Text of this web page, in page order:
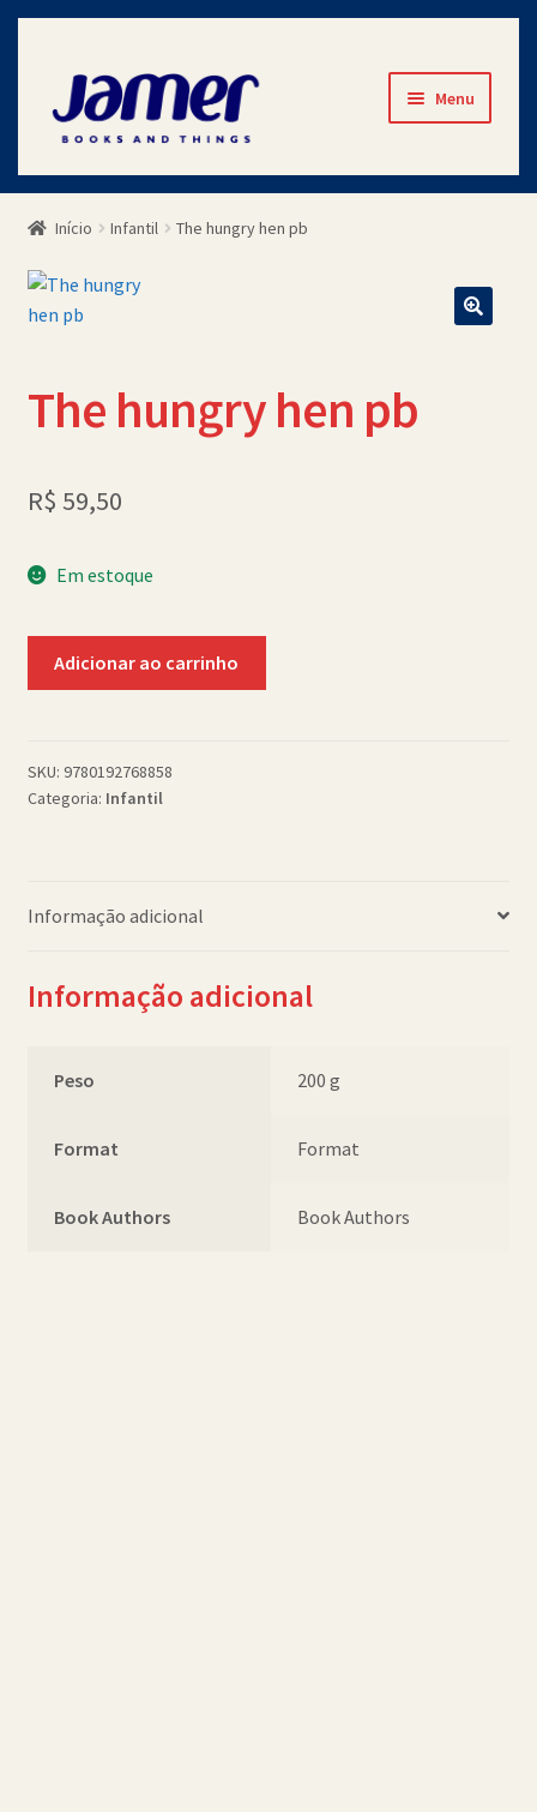
Pular
para
navegação
Pular
para
conteúdo
Menu
Início
Avaliações
Contato
Minha Conta
Início Infantil The hungry hen pb
The hungry hen pb
R$ 59,50
Em estoque
quantidade
Adicionar ao carrinho
SKU: 9780192768858
Categoria: Infantil
Informação adicional
Informação adicional
Peso 200 g
Format Format
Book Authors Book Authors